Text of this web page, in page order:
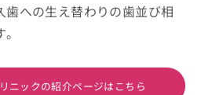
への生え替わりの歯並び相
ニックの紹介ページはこちら